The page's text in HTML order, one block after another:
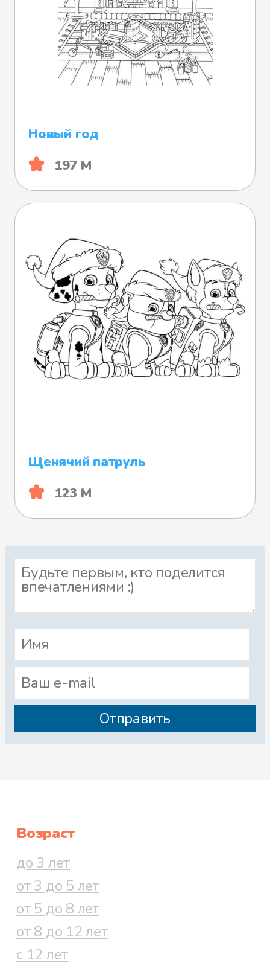
Новый год
197 М
Щенячий патруль
123 М
Возраст
до 3 лет
от 3 до 5 лет
от 5 до 8 лет
от 8 до 12 лет
с 12 лет